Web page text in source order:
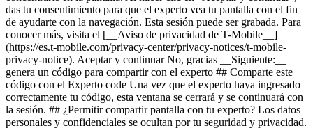
das tu consentimiento para que el experto vea tu pantalla con el fin
de ayudarte con la navegación. Esta sesión puede ser grabada. Para
conocer más, visita el [__Aviso de privacidad de T-Mobile__]
(https://es.t-mobile.com/privacy-center/privacy-notices/t-mobile-
privacy-notice). Aceptar y continuar No, gracias __Siguiente:__
genera un código para compartir con el experto ## Comparte este
código con el Experto code Una vez que el experto haya ingresado
correctamente tu código, esta ventana se cerrará y se continuará con
la sesión. ## ¿Permitir compartir pantalla con tu experto? Los datos
personales y confidenciales se ocultan por tu seguridad y privacidad.